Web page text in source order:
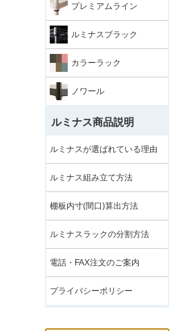
プレミアムライン
ルミナスブラック
カラーラック
ノワール
ルミナス商品説明
ルミナスが選ばれている理由
ルミナス組み立て方法
棚板内寸(間口)算出方法
ルミナスラックの分割方法
電話・FAX注文のご案内
プライバシーポリシー